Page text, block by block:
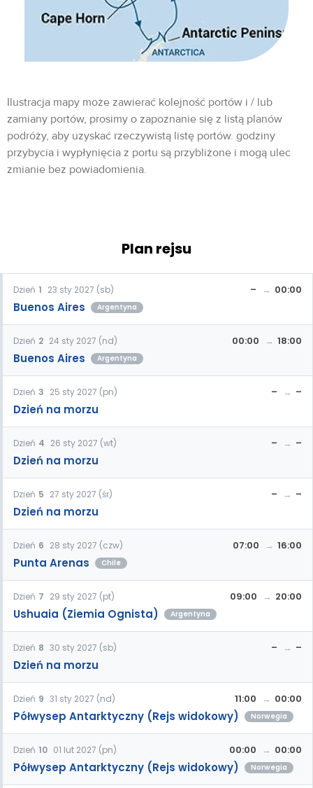
Ilustracja mapy może zawierać kolejność portów i / lub
zamiany portów, prosimy o zapoznanie się z listą planów
podróży, aby uzyskać rzeczywistą listę portów. godziny
przybycia i wypłynięcia z portu są przybliżone i mogą ulec
zmianie bez powiadomienia.
Plan rejsu
Dzień 1 23 sty 2027 (sb)
Buenos Aires Argentyna
– 00:00
Dzień 2 24 sty 2027 (nd)
Buenos Aires Argentyna
00:00 18:00
Dzień 3 25 sty 2027 (pn)
Dzień na morzu
– –
Dzień 4 26 sty 2027 (wt)
Dzień na morzu
– –
Dzień 5 27 sty 2027 (śr)
Dzień na morzu
– –
Dzień 6 28 sty 2027 (czw)
Punta Arenas Chile
07:00 16:00
Dzień 7 29 sty 2027 (pt)
Ushuaia (Ziemia Ognista) Argentyna
09:00 20:00
Dzień 8 30 sty 2027 (sb)
Dzień na morzu
– –
Dzień 9 31 sty 2027 (nd)
Półwysep Antarktyczny (Rejs widokowy) Norwegia
11:00 00:00
Dzień 10 01 lut 2027 (pn)
Półwysep Antarktyczny (Rejs widokowy) Norwegia
00:00 00:00